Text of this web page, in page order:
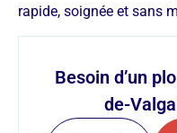
rapide, soignée et sans
Besoin d’un
de-